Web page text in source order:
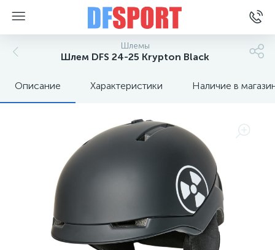
Шлемы
Шлем DFS 24-25 Krypton Black
Описание Характеристики Наличие в